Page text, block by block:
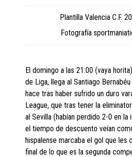
Plantilla Valencia C.F.
Fotografía
El domingo a las 21:00 (vaya
de Liga, llega al Santiago
hace tras haber sufrido un duro
League, que tras tener la
al Sevilla (habían perdido 2-0 en la
el tiempo de descuento veían
hispalense marcaba el gol que les
final de lo que es la segunda